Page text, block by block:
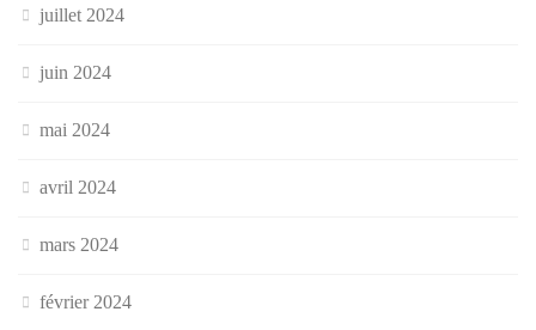
juillet 2024
juin 2024
mai 2024
avril 2024
mars 2024
février 2024